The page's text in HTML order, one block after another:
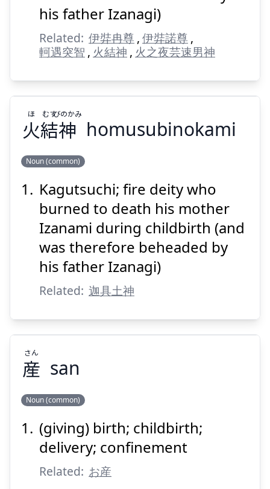
his father Izanagi)
Related: 伊弉冉尊 ,伊弉諾尊 ,
軻遇突智 , 火結神 , 火之夜芸速男神
火
結
神
ほ
むす
びのかみ
火結神
ほ むすびのかみ
homusubinokami
Noun (common)
Kagutsuchi; fire deity who
burned to death his mother
Izanami during childbirth (and
was therefore beheaded by
his father Izanagi)
Related: 迦具土神
産
さん
産
さん
san
Noun (common)
(giving) birth; childbirth;
delivery; confinement
Related: お産